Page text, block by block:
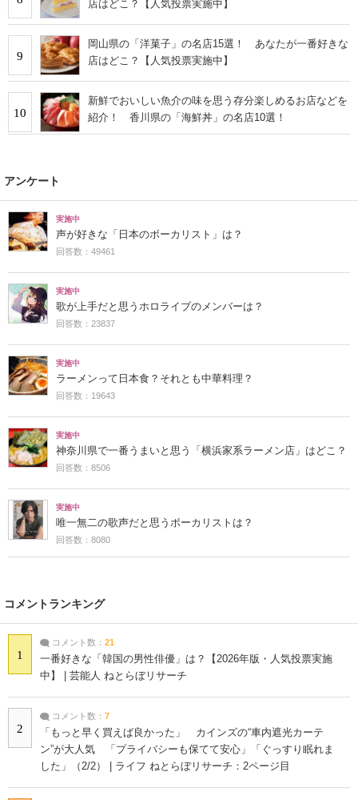
店はどこ？【人気投票実施中】
9
岡山県の「洋菓子」の名店15選！ あなたが一番好きな
店はどこ？【人気投票実施中】
10
新鮮でおいしい魚介の味を思う存分楽しめるお店などを
紹介！ 香川県の「海鮮丼」の名店10選！
アンケート
実施中
声が好きな「日本のボーカリスト」は？
回答数：49461
実施中
歌が上手だと思うホロライブのメンバーは？
回答数：23837
実施中
ラーメンって日本食？それとも中華料理？
回答数：19643
実施中
神奈川県で一番うまいと思う「横浜家系ラーメン店」はどこ？
回答数：8506
実施中
唯一無二の歌声だと思うボーカリストは？
回答数：8080
コメントランキング
1
コメント数： 21
一番好きな「韓国の男性俳優」は？【2026年版・人気投票実施
中】 | 芸能人 ねとらぼリサーチ
2
コメント数： 7
「もっと早く買えば良かった」 カインズの“車内遮光カーテ
ン”が大人気 「プライバシーも保てて安心」「ぐっすり眠れま
した」（2/2） | ライフ ねとらぼリサーチ：2ページ目